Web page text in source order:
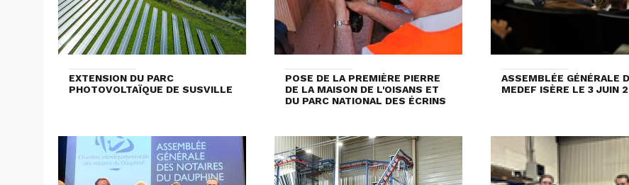
EXTENSION DU PARC
PHOTOVOLTAÏQUE DE SUSVILLE
POSE DE LA PREMIÈRE PIERRE
DE LA MAISON DE L'OISANS ET
DU PARC NATIONAL DES ÉCRINS
ASSEMBLÉE GÉNÉRALE
MEDEF ISÈRE LE 3 JUIN